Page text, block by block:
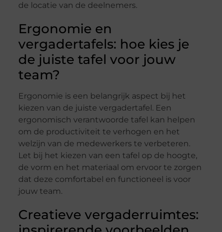
de locatie van de deelnemers.
Ergonomie en
vergadertafels: hoe kies je
de juiste tafel voor jouw
team?
Ergonomie is een belangrijk aspect bij het
kiezen van de juiste vergadertafel. Een
ergonomisch verantwoorde tafel kan helpen
om de productiviteit te verhogen en het
welzijn van de medewerkers te verbeteren.
Let bij het kiezen van een tafel op de hoogte,
de vorm en het materiaal om ervoor te zorgen
dat deze comfortabel en functioneel is voor
jouw team.
Creatieve vergaderruimtes: